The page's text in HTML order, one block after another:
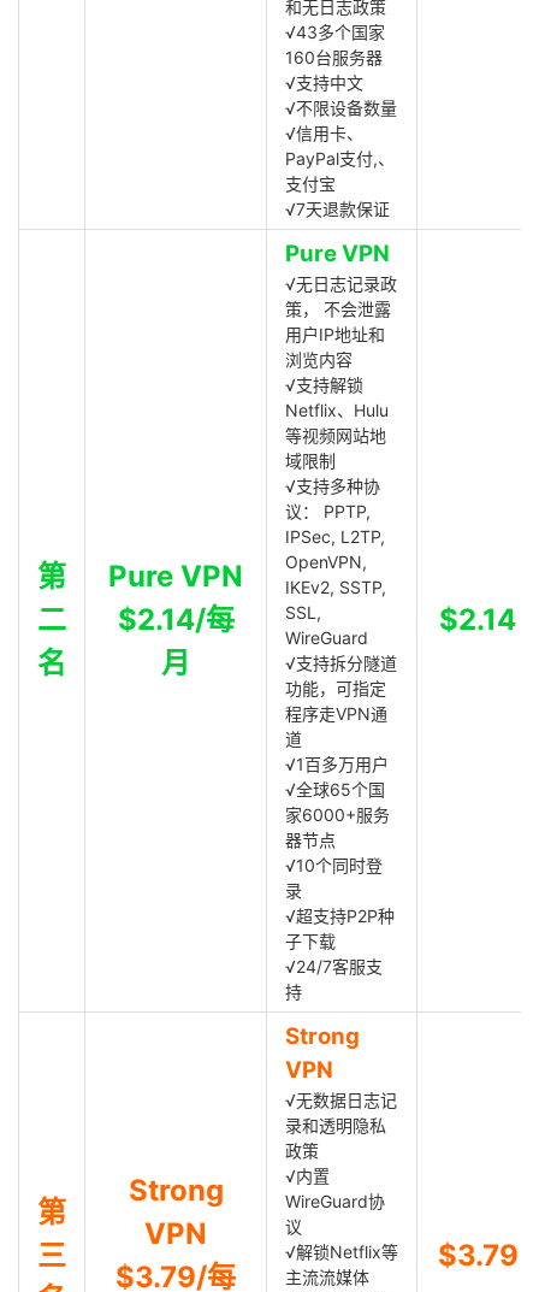
和无日志政策
√43多个国家
160台服务器
√支持中文
√不限设备数量
√信用卡、
PayPal支付,、
支付宝
√7天退款保证
第
二
名
Pure VPN
$2.14/每
月
Pure VPN
√无日志记录政
策， 不会泄露
用户IP地址和
浏览内容
√支持解锁
Netflix、Hulu
等视频网站地
域限制
√支持多种协
议： PPTP,
IPSec, L2TP,
OpenVPN,
IKEv2, SSTP,
SSL,
WireGuard
√支持拆分隧道
功能，可指定
程序走VPN通
道
√1百多万用户
√全球65个国
家6000+服务
器节点
√10个同时登
录
√超支持P2P种
子下载
√24/7客服支
持
$2.14
第
三
Strong
VPN
$3.79/每
Strong
VPN
√无数据日志记
录和透明隐私
政策
√内置
WireGuard协
议
√解锁Netflix等
主流流媒体
$3.79